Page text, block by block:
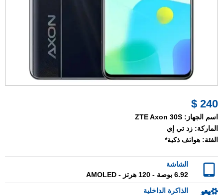
240 $
اسم الجهاز: ZTE Axon 30S
الماركة: زد تي إي
الفئة: هواتف ذكية*
الشاشة
6.92 بوصة - 120 هرتز - AMOLED
الذاكرة الداخلية